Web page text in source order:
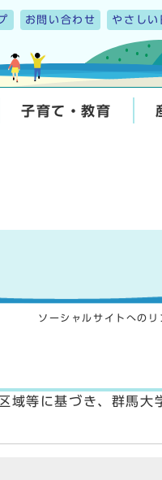
お問い合わせ やさしい
子育て・教育
ソーシャルサイトへの
等に基づき、群馬